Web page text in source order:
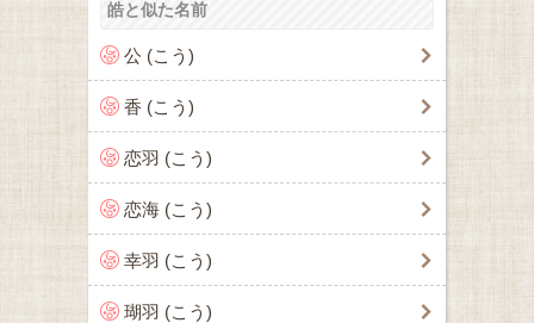
皓と似た名前
公 (こう)
香 (こう)
恋羽 (こう)
恋海 (こう)
幸羽 (こう)
瑚羽 (こう)